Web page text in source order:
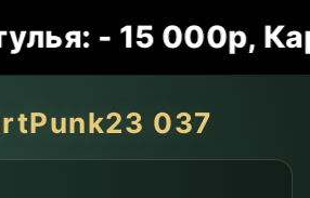
- 15 000р,
037